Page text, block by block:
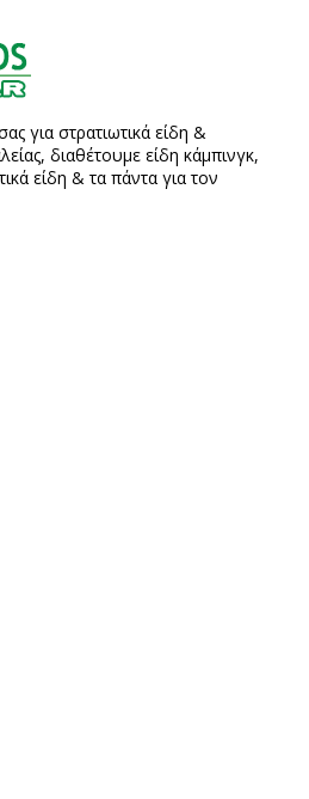
για στρατιωτικά είδη &
διαθέτουμε είδη κάμπινγκ,
είδη & τα πάντα για τον